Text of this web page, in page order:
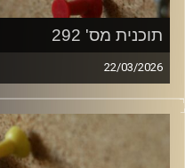
תוכנית מס' 292
22/03/2026
קלאסיקות רוק עם אורן הוף.
włodi